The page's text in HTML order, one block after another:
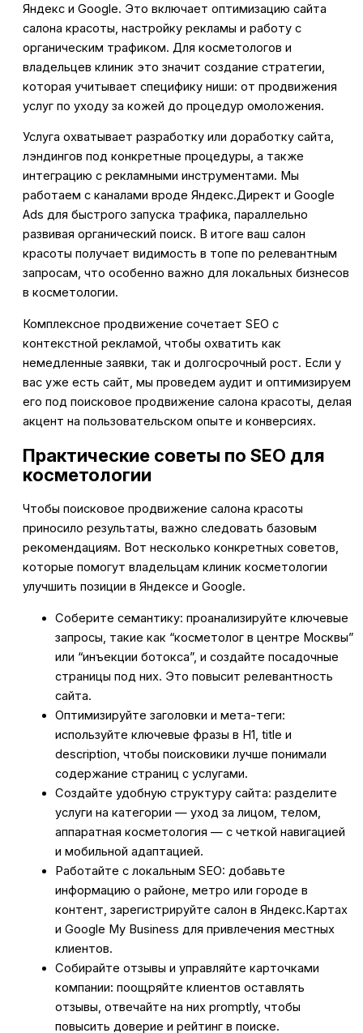
Яндекс и Google. Это включает оптимизацию сайта
салона красоты, настройку рекламы и работу с
органическим трафиком. Для косметологов и
владельцев клиник это значит создание стратегии,
которая учитывает специфику ниши: от продвижения
услуг по уходу за кожей до процедур омоложения.
Услуга охватывает разработку или доработку сайта,
лэндингов под конкретные процедуры, а также
интеграцию с рекламными инструментами. Мы
работаем с каналами вроде Яндекс.Директ и Google
Ads для быстрого запуска трафика, параллельно
развивая органический поиск. В итоге ваш салон
красоты получает видимость в топе по релевантным
запросам, что особенно важно для локальных бизнесов
в косметологии.
Комплексное продвижение сочетает SEO с
контекстной рекламой, чтобы охватить как
немедленные заявки, так и долгосрочный рост. Если у
вас уже есть сайт, мы проведем аудит и оптимизируем
его под поисковое продвижение салона красоты, делая
акцент на пользовательском опыте и конверсиях.
Практические советы по SEO для
косметологии
Чтобы поисковое продвижение салона красоты
приносило результаты, важно следовать базовым
рекомендациям. Вот несколько конкретных советов,
которые помогут владельцам клиник косметологии
улучшить позиции в Яндексе и Google.
Соберите семантику: проанализируйте ключевые
запросы, такие как “косметолог в центре Москвы”
или “инъекции ботокса”, и создайте посадочные
страницы под них. Это повысит релевантность
сайта.
Оптимизируйте заголовки и мета-теги:
используйте ключевые фразы в H1, title и
description, чтобы поисковики лучше понимали
содержание страниц с услугами.
Создайте удобную структуру сайта: разделите
услуги на категории — уход за лицом, телом,
аппаратная косметология — с четкой навигацией
и мобильной адаптацией.
Работайте с локальным SEO: добавьте
информацию о районе, метро или городе в
контент, зарегистрируйте салон в Яндекс.Картах
и Google My Business для привлечения местных
клиентов.
Собирайте отзывы и управляйте карточками
компании: поощряйте клиентов оставлять
отзывы, отвечайте на них promptly, чтобы
повысить доверие и рейтинг в поиске.